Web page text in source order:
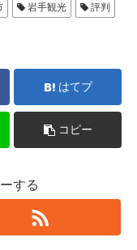
岩手観光 評判
はてブ
コピー
する